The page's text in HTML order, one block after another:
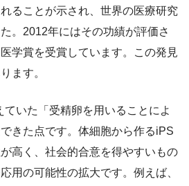
ることが示され、世界の医療研究
。2012年にはその功績が評価さ
学賞を受賞しています。この発見
ます。
いた「受精卵を用いることによ
きた点です。体細胞から作るiPS
高く、社会的合意を得やすいもの
用の可能性の拡大です。例えば、